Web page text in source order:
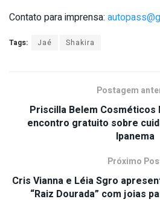
Contato para imprensa:
Tags: Jaé Shakira
Postagem
Priscilla Belem Cosméticos
encontro gratuito sobre
Ipanema
Próximo
Cris Vianna e Léia Sgro
“Raiz Dourada” com joias